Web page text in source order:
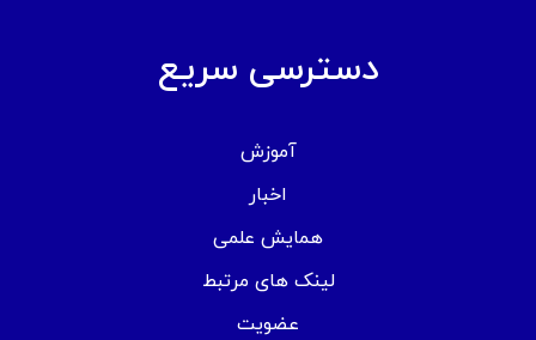
دسترسی سریع
آموزش
اخبار
همایش علمی
لینک های مرتبط
عضویت